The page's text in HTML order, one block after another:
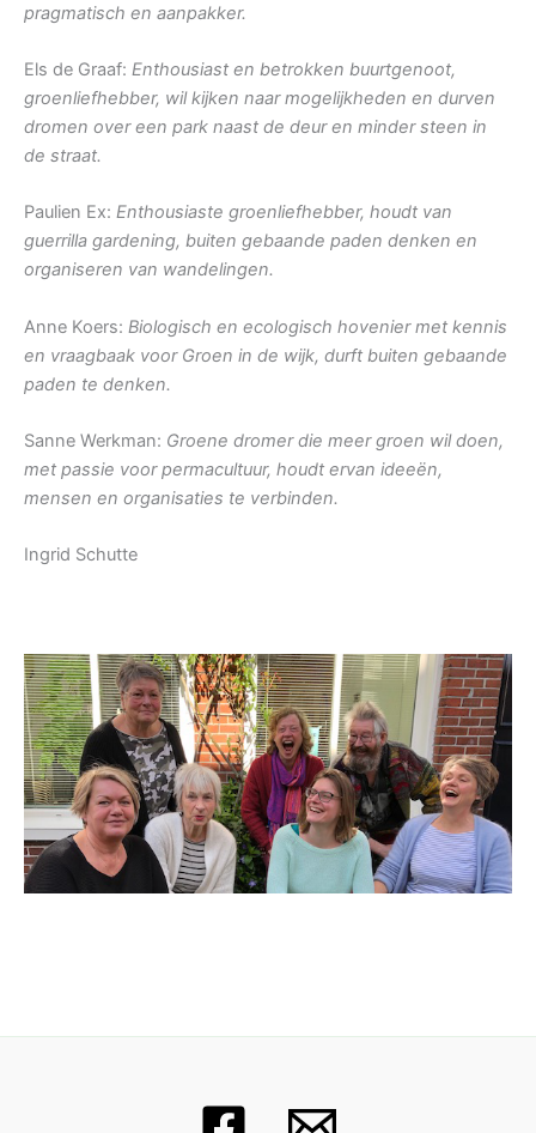
pragmatisch en aanpakker.
Els de Graaf: Enthousiast en betrokken buurtgenoot,
groenliefhebber, wil kijken naar mogelijkheden en durven
dromen over een park naast de deur en minder steen in
de straat.
Paulien Ex: Enthousiaste groenliefhebber, houdt van
guerrilla gardening, buiten gebaande paden denken en
organiseren van wandelingen.
Anne Koers: Biologisch en ecologisch hovenier met kennis
en vraagbaak voor Groen in de wijk, durft buiten gebaande
paden te denken.
Sanne Werkman: Groene dromer die meer groen wil doen,
met passie voor permacultuur, houdt ervan ideeën,
mensen en organisaties te verbinden.
Ingrid Schutte